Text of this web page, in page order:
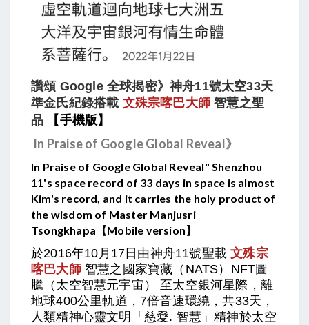
讚頌 Google 全球揭密》神舟11號太空33天
準金氏紀錄搭載 文殊宗喀巴大師智慧之聖
品 【手機版】
In Praise of Google Global Reveal》
In Praise of Google Global Reveal" Shenzhou
11's space record of 33 days in space is almost
Kim's record, and it carries the holy product of
the wisdom of Master Manjusri
Tsongkhapa 【Mobile version】​
於2016年10月17日由神舟11號聖載文殊宗
喀巴大師 智慧之國家寶藏（NATS）NFT圖
騰（太空智慧元宇宙） 至太空銀河星際，離
地球400公里軌道，7倍音速環繞，共33天，
人類精神心靈文明「慈愛. 智慧」精神於太空